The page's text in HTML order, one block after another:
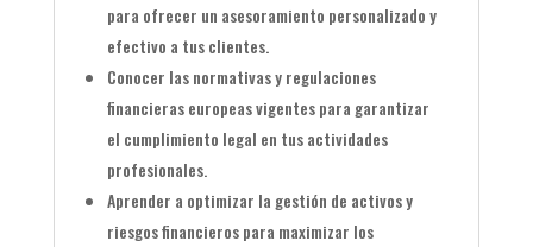
para ofrecer un asesoramiento personalizado y
efectivo a tus clientes.
Conocer las normativas y regulaciones
financieras europeas vigentes para garantizar
el cumplimiento legal en tus actividades
profesionales.
Aprender a optimizar la gestión de activos y
riesgos financieros para maximizar los